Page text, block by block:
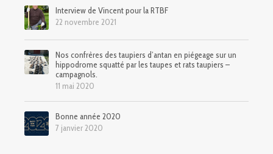
Interview de Vincent pour la RTBF
22 novembre 2021
Nos confrères des taupiers d’antan en piégeage sur un
hippodrome squatté par les taupes et rats taupiers –
campagnols.
11 mai 2020
Bonne année 2020
7 janvier 2020